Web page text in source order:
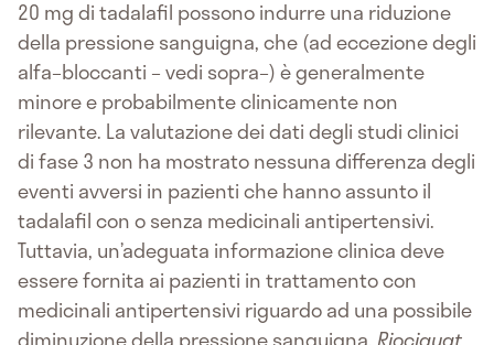
20 mg di tadalafil possono indurre una riduzione
della pressione sanguigna, che (ad eccezione degli
alfa–bloccanti – vedi sopra–) è generalmente
minore e probabilmente clinicamente non
rilevante. La valutazione dei dati degli studi clinici
di fase 3 non ha mostrato nessuna differenza degli
eventi avversi in pazienti che hanno assunto il
tadalafil con o senza medicinali antipertensivi.
Tuttavia, un’adeguata informazione clinica deve
essere fornita ai pazienti in trattamento con
medicinali antipertensivi riguardo ad una possibile